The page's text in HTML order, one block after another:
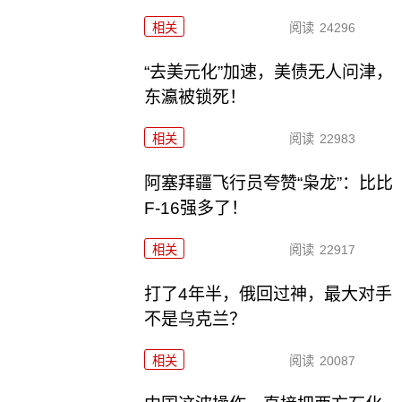
相关 阅读 24296
“去美元化”加速，美债无人问津，
东瀛被锁死！
相关 阅读 22983
阿塞拜疆飞行员夸赞“枭龙”：比比
F-16强多了！
相关 阅读 22917
打了4年半，俄回过神，最大对手
不是乌克兰？
相关 阅读 20087